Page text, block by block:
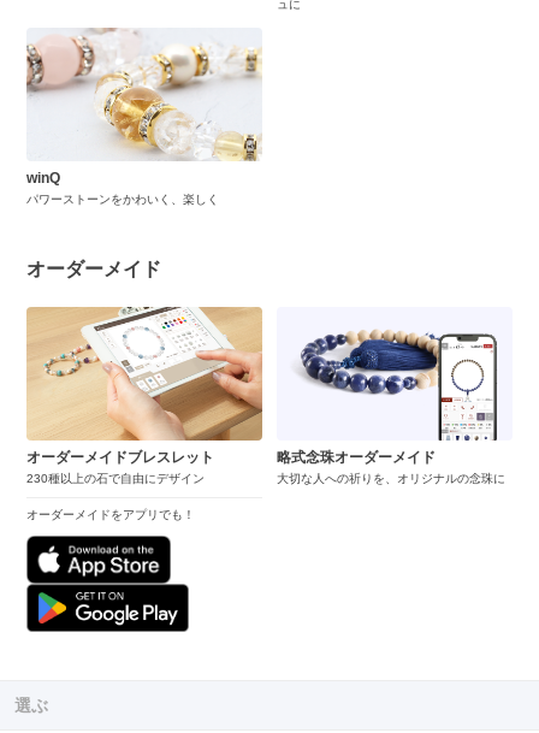
ュに
winQ
パワーストーンをかわいく、楽しく
オーダーメイド
オーダーメイドブレスレット
230種以上の石で自由にデザイン
オーダーメイドをアプリでも！
略式念珠オーダーメイド
大切な人への祈りを、オリジナルの念珠に
選ぶ